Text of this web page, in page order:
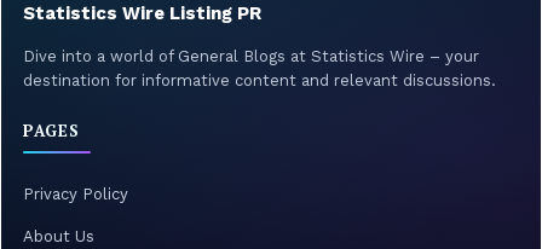
Statistics Wire Listing PR
Dive into a world of General Blogs at Statistics Wire – your
destination for informative content and relevant discussions.
PAGES
Privacy Policy
About Us